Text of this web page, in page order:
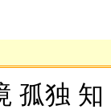
孤独 知